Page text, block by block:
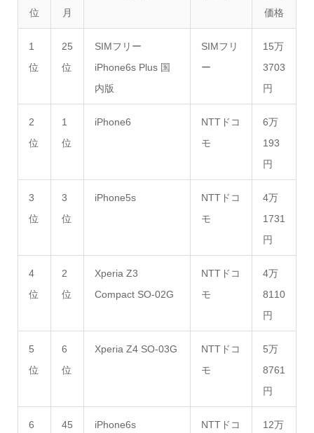
位
月
価格
1
位
25
位
SIMフリー
iPhone6s Plus 国
内版
SIMフリ
ー
15万
3703
円
2
位
1
位
iPhone6
NTTドコ
モ
6万
193
円
3
位
3
位
iPhone5s
NTTドコ
モ
4万
1731
円
4
位
2
位
Xperia Z3
Compact SO-02G
NTTドコ
モ
4万
8110
円
5
位
6
位
Xperia Z4 SO-03G
NTTドコ
モ
5万
8761
円
6 45 iPhone6s NTTドコ 12万